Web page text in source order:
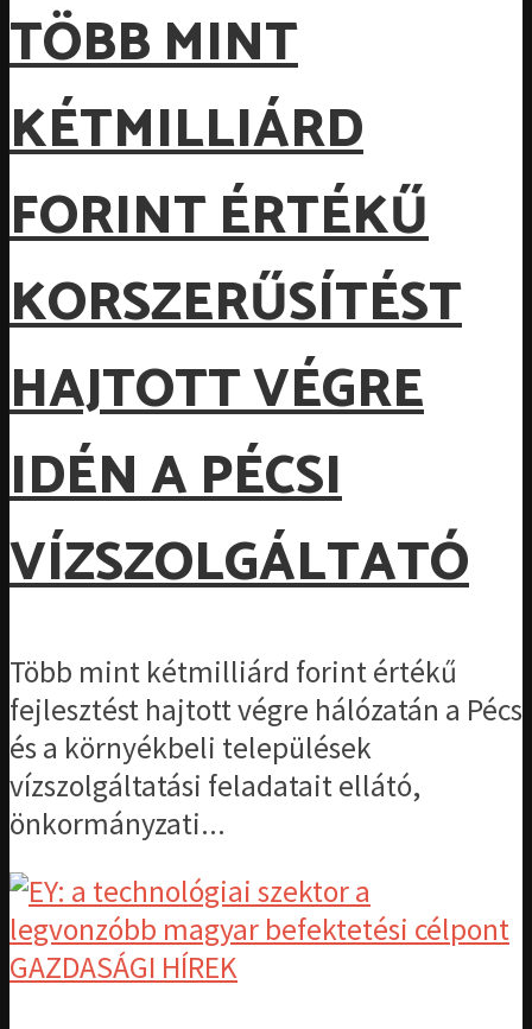
TÖBB MINT
KÉTMILLIÁRD
FORINT ÉRTÉKŰ
KORSZERŰSÍTÉST
HAJTOTT VÉGRE
IDÉN A PÉCSI
VÍZSZOLGÁLTATÓ
Több mint kétmilliárd forint értékű
fejlesztést hajtott végre hálózatán a Pécs
és a környékbeli települések
vízszolgáltatási feladatait ellátó,
önkormányzati...
GAZDASÁGI HÍREK